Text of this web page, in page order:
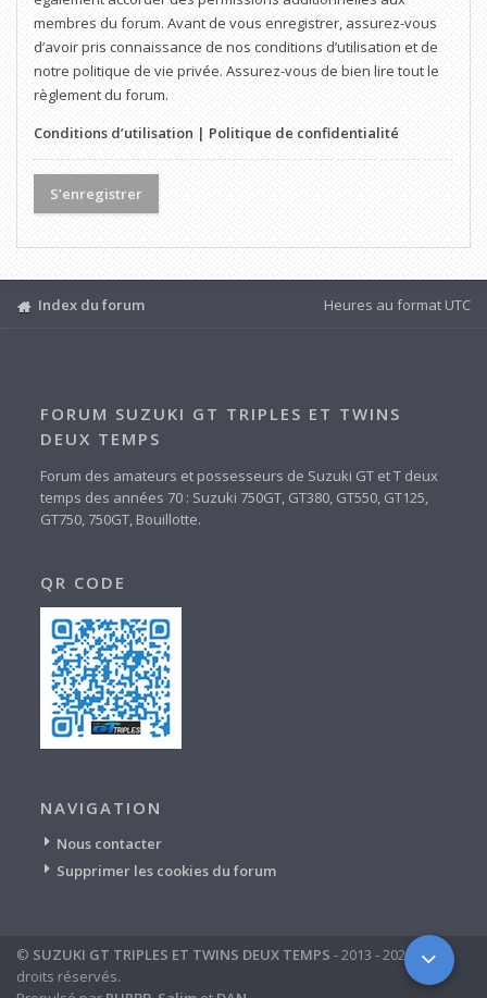
membres du forum. Avant de vous enregistrer, assurez-vous
d’avoir pris connaissance de nos conditions d’utilisation et de
notre politique de vie privée. Assurez-vous de bien lire tout le
règlement du forum.
Conditions d’utilisation | Politique de confidentialité
S’enregistrer
Index du forum Heures au format UTC
FORUM SUZUKI GT TRIPLES ET TWINS
DEUX TEMPS
Forum des amateurs et possesseurs de Suzuki GT et T deux
temps des années 70 : Suzuki 750GT, GT380, GT550, GT125,
GT750, 750GT, Bouillotte.
QR CODE
NAVIGATION
Nous contacter
Supprimer les cookies du forum
© SUZUKI GT TRIPLES ET TWINS DEUX TEMPS - 2013 - 2024 - tous
droits réservés.